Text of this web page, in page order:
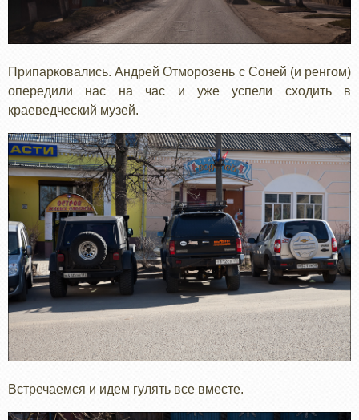
Припарковались. Андрей Отморозень с Соней (и ренгом)
опередили нас на час и уже успели сходить в
краеведческий музей.
Встречаемся и идем гулять все вместе.